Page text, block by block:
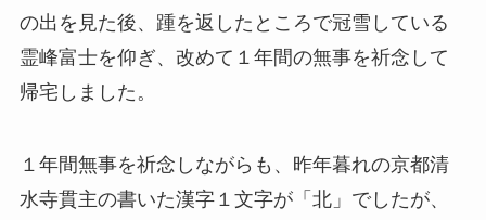
の出を見た後、踵を返したところで冠雪している
霊峰富士を仰ぎ、改めて１年間の無事を祈念して
帰宅しました。
１年間無事を祈念しながらも、昨年暮れの京都清
水寺貫主の書いた漢字１文字が「北」でしたが、